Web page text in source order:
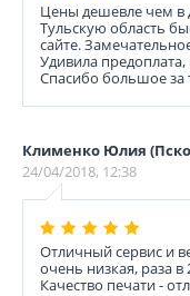
Цены дешевле чем в
Тульскую область
сайте.
Удивила предоплата,
Спасибо большое за
Клименко Юлия
24/04/2018, 12:38
Отличный сервис и
очень низкая, раза
Качество печати -